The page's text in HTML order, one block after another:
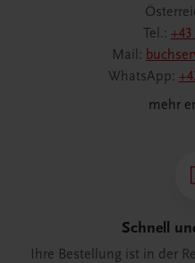
Tel.: +43
Mail:
WhatsApp:
mehr
Schnell
Ihre Bestellung ist in der